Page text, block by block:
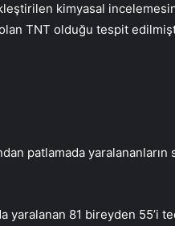
kimyasal
olan TNT olduğu tespit
patlamada yaralananların
yaralanan 81 bireyden 55’i